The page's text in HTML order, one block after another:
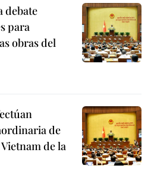
debate
para
obras del
de
de la